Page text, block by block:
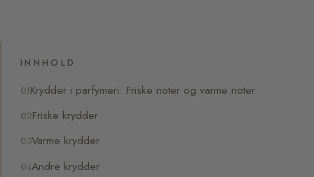
INNHOLD
Krydder i parfymeri: Friske noter og varme noter
Friske krydder
Varme krydder
Andre krydder